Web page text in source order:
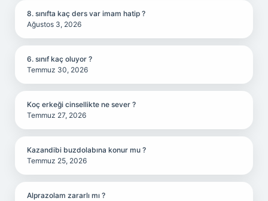
8. sınıfta kaç ders var imam hatip ?
Ağustos 3, 2026
6. sınıf kaç oluyor ?
Temmuz 30, 2026
Koç erkeği cinsellikte ne sever ?
Temmuz 27, 2026
Kazandibi buzdolabına konur mu ?
Temmuz 25, 2026
Alprazolam zararlı mı ?